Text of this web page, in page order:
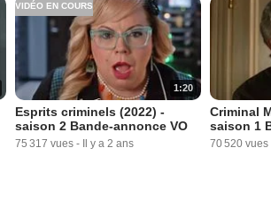
1:20
VIDÉO EN COURS
Esprits criminels (2022) -
saison 2 Bande-annonce VO
75 317 vues - Il y a 2 ans
Criminal
saison 1
70 520 vues